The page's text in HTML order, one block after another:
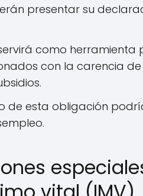
presentar su
como herramienta
con la carencia
de esta obligación